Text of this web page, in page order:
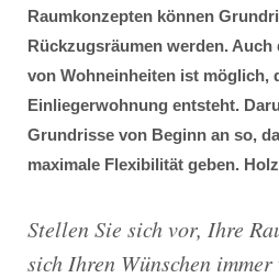
Raumkonzepten können
Rückzugsräumen werden. Auch
von Wohneinheiten ist möglich,
Einliegerwohnung entsteht.
Grundrisse von Beginn an so,
maximale Flexibilität geben.
Stellen Sie sich vor, Ihre
sich Ihren Wünschen